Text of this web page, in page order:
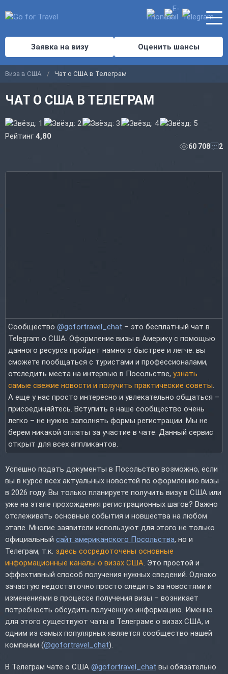
Заявка на визу Оценить шансы
Виза в США Чат о США в Телеграм
ЧАТ О США В ТЕЛЕГРАМ
Рейтинг 4,80
60 708 2
Сообщество @gofortravel_chat – это бесплатный чат в
Telegram о США. Оформление визы в Америку с помощью
данного ресурса пройдет намного быстрее и легче: вы
сможете пообщаться с туристами и профессионалами,
отследить места на интервью в Посольстве, узнать
самые свежие новости и получить практические советы
А еще у нас просто интересно и увлекательно общаться –
присоединяйтесь. Вступить в наше сообщество очень
легко – не нужно заполнять формы регистрации. Мы не
берем никакой оплаты за участие в чате. Данный сервис
открыт для всех аппликантов.
Успешно подать документы в Посольство возможно, если
вы в курсе всех актуальных новостей по оформлению визы
в 2026 году. Вы только планируете получить визу в США или
уже на этапе прохождения регистрационных шагов? Важно
отслеживать основные события и новшества на любом
этапе. Многие заявители используют для этого не только
официальный сайт американского Посольства, но и
Телеграм, т.к. здесь сосредоточены основные
информационные каналы о визах США . Это простой и
эффективный способ получения нужных сведений. Однако
зачастую недостаточно просто следить за новостями и
изменениями в процессе получения визы – возникает
потребность обсудить полученную информацию. Именно
для этого существуют чаты в Телеграме о визах США, и
одним из самых популярных является сообщество нашей
компании (@gofortravel_chat).
В Телеграм чате о США @gofortravel_chat вы обязательно